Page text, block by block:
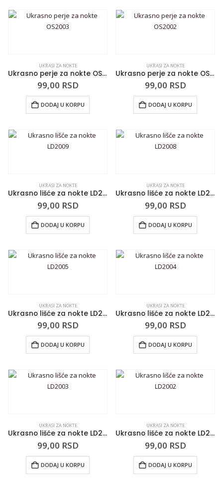
UKRASI ZA NOKTE
Ukrasno perje za nokte OS2003
99,00 RSD
DODAJ U KORPU
UKRASI ZA NOKTE
Ukrasno perje za nokte OS2002
99,00 RSD
DODAJ U KORPU
UKRASI ZA NOKTE
Ukrasno lišće za nokte LD2009
99,00 RSD
DODAJ U KORPU
UKRASI ZA NOKTE
Ukrasno lišće za nokte LD2008
99,00 RSD
DODAJ U KORPU
UKRASI ZA NOKTE
Ukrasno lišće za nokte LD2005
99,00 RSD
DODAJ U KORPU
UKRASI ZA NOKTE
Ukrasno lišće za nokte LD2004
99,00 RSD
DODAJ U KORPU
UKRASI ZA NOKTE
Ukrasno lišće za nokte LD2003
99,00 RSD
DODAJ U KORPU
UKRASI ZA NOKTE
Ukrasno lišće za nokte LD2002
99,00 RSD
DODAJ U KORPU